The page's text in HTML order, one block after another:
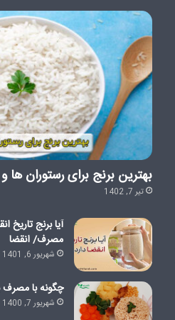
بهترین برنج برای رستوران
تیر 7, 1402
آیا برنج تاریخ
مصرف/ انقضا
شهریور 6, 1401
چگونه با مصرف
شهریور 7, 1400